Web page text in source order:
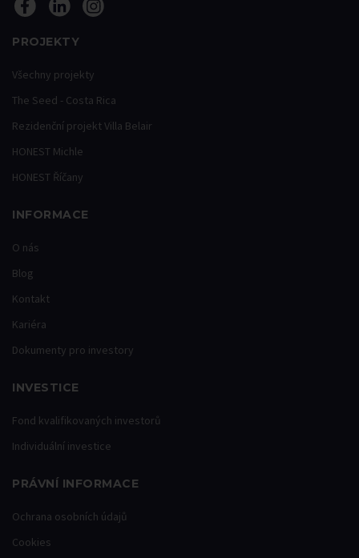
PROJEKTY
Všechny projekty
The Seed - Costa Rica
Rezidenční projekt Villa Belair
HONEST Michle
HONEST Říčany
INFORMACE
O nás
Blog
Kontakt
Kariéra
Dokumenty pro investory
INVESTICE
Fond kvalifikovaných investorů
Individuální investice
PRÁVNÍ INFORMACE
Ochrana osobních údajů
Cookies